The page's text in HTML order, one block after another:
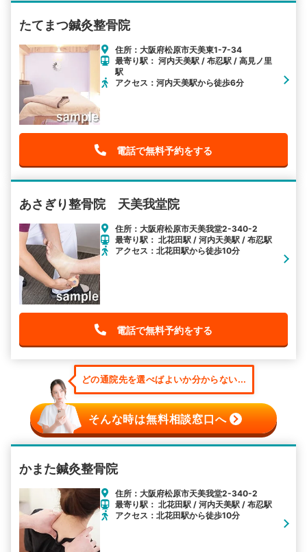
たてまつ鍼灸整骨院
住所：大阪府松原市天美東1-7-34
最寄り駅： 河内天美駅 / 布忍駅 / 高見ノ里
駅
アクセス：河内天美駅から徒歩6分
電話で無料予約をする
あさぎり整骨院 天美我堂院
住所：大阪府松原市天美我堂2-340-2
最寄り駅： 北花田駅 / 河内天美駅 / 布忍駅
アクセス：北花田駅から徒歩10分
電話で無料予約をする
どの通院先を選べばよいか分からない...
そんな時は無料相談窓口へ
かまた鍼灸整骨院
住所：大阪府松原市天美我堂2-340-2
最寄り駅： 北花田駅 / 河内天美駅 / 布忍駅
アクセス：北花田駅から徒歩10分